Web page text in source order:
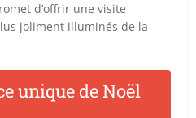
d’offrir une visite
joliment illuminés de la